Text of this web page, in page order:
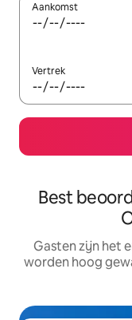
Aankomst
Vertrek
Best
Gasten zijn het
worden hoog